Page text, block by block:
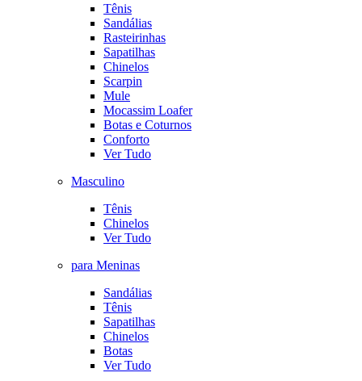
Tênis
Sandálias
Rasteirinhas
Sapatilhas
Chinelos
Scarpin
Mule
Mocassim Loafer
Botas e Coturnos
Conforto
Ver Tudo
Masculino
Tênis
Chinelos
Ver Tudo
para Meninas
Sandálias
Tênis
Sapatilhas
Chinelos
Botas
Ver Tudo